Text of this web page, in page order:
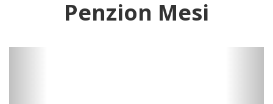
Penzion Mesi